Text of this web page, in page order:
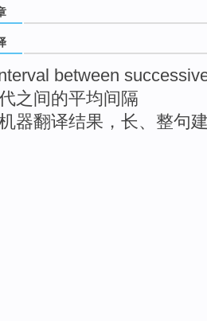
between
之间的平均间隔
器翻译结果，长、整句